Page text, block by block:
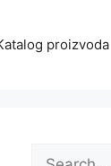
proizvoda
Search